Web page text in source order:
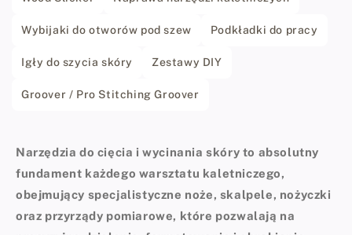
Wybijaki do otworów pod szew Podkładki do pracy
Igły do szycia skóry Zestawy DIY
Groover / Pro Stitching Groover
Narzędzia do cięcia i wycinania skóry to absolutny
fundament każdego warsztatu kaletniczego,
obejmujący specjalistyczne noże, skalpele, nożyczki
oraz przyrządy pomiarowe, które pozwalają na